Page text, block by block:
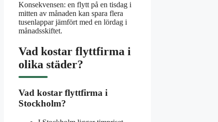
Konsekvensen: en flytt på en tisdag i
mitten av månaden kan spara flera
tusenlappar jämfört med en lördag i
månadsskiftet.
Vad kostar flyttfirma i
olika städer?
Vad kostar flyttfirma i
Stockholm?